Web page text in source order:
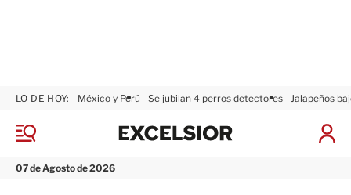
M
n
07 de Agosto de 2026
LO DE HOY: México y Perú Se jubilan 4 perros detectores Jalapeños
I
x